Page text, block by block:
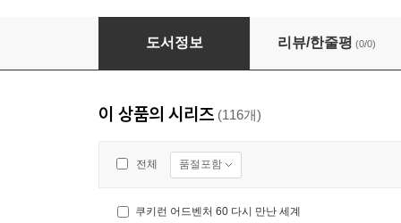
쿠키런 어드벤처 1~41 세트
도서정보 리뷰/한줄평 (0/0)
이 상품의 시리즈 (116개)
전체 품절포함
쿠키런 어드벤처 60 다시 만난 세계